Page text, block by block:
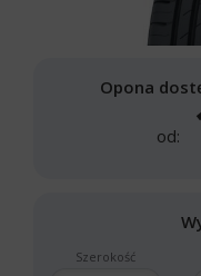
Opona
od:
Szerokość